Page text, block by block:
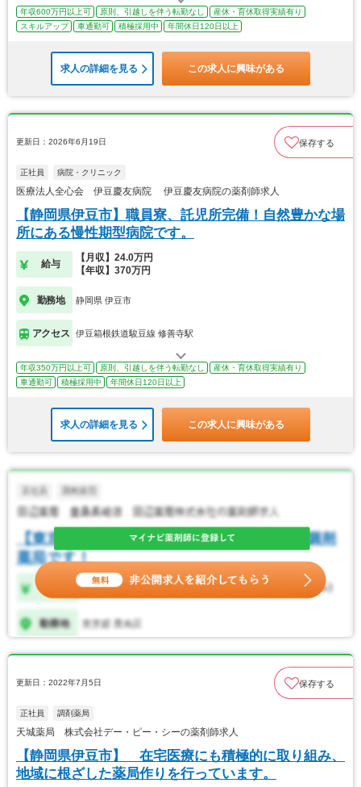
年収600万円以上可 原則、引越しを伴う転勤なし
産休・育休取得実績有り
スキルアップ
車通勤可 積極採用中 年間休日120日以上
求人の詳細を見る この求人に興味がある
更新日：2026年6月19日 保存する
正社員 病院・クリニック
医療法人全心会 伊豆慶友病院 伊豆慶友病院の薬剤師求人
【静岡県伊豆市】職員寮、託児所完備！自然豊かな場
所にある慢性期型病院です。
給与
【月収】24.0万円
【年収】370万円
勤務地 静岡県 伊豆市
アクセス 伊豆箱根鉄道駿豆線 修善寺駅
年収350万円以上可 原則、引越しを伴う転勤なし
産休・育休取得実績有り
車通勤可
積極採用中 年間休日120日以上
求人の詳細を見る この求人に興味がある
更新日：2022年7月5日 保存する
正社員 調剤薬局
天城薬局 株式会社デー・ピー・シーの薬剤師求人
【静岡県伊豆市】 在宅医療にも積極的に取り組み、
地域に根ざした薬局作りを行っています。